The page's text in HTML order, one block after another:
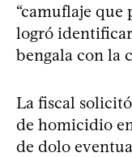
“camuflaje que
logró
bengala con la
La fiscal
de homicidio
de dolo